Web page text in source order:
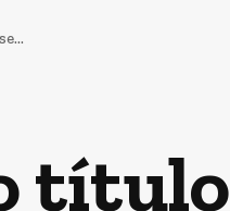
título